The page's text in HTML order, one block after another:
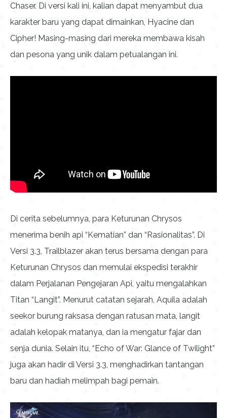
Chaser. Di versi kali ini, kalian dapat menyambut dua
karakter baru yang dapat dimainkan, Hyacine dan
Cipher! Masing-masing dari mereka membawa kisah
dan pesona yang unik dalam petualangan ini.
Di cerita sebelumnya, para Keturunan Chrysos
menerima benih api “Kematian” dan “Rasionalitas”. Di
Versi 3.3, Trailblazer akan terus bersama dengan para
Keturunan Chrysos dan memulai ekspedisi terakhir
dalam Perjalanan Pengejaran Api, yaitu mengalahkan
Titan “Langit”. Menurut catatan sejarah, Aquila adalah
seekor burung raksasa dengan ratusan mata, langit
adalah kelopak matanya, dan ia mengatur fajar dan
senja dunia. Selain itu, “Echo of War: Glance of Twilight”
juga akan hadir di Versi 3.3, menghadirkan tantangan
baru dan hadiah melimpah bagi pemain.